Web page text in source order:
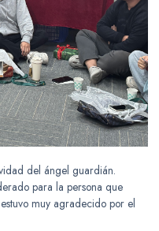
del ángel guardián.
para la persona que
muy agradecido por el